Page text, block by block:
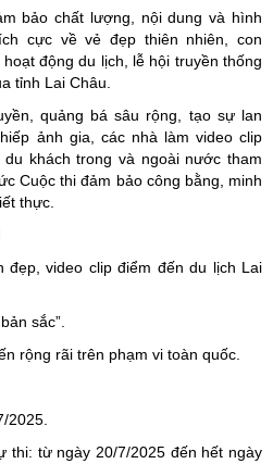
bảo chất lượng, nội dung và hình
cực về vẻ đẹp thiên nhiên, con
động du lịch, lễ hội truyền thống
tỉnh Lai Châu.
quảng bá sâu rộng, tạo sự lan
ảnh gia, các nhà làm video clip
khách trong và ngoài nước tham
Cuộc thi đảm bảo công bằng, minh
thực.
đẹp, video clip điểm đến du lịch Lai
sắc”.
rộng rãi trên phạm vi toàn quốc.
2025.
thi: từ ngày 20/7/2025 đến hết ngày